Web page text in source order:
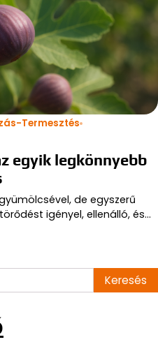
Termesztés
egyik legkönnyebb
de egyszerű
igényel, ellenálló, és…